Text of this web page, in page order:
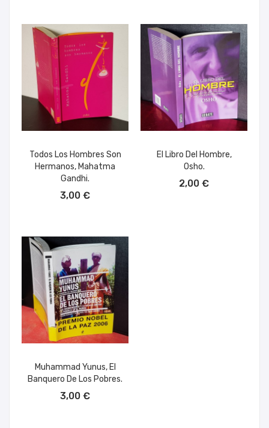
Todos Los Hombres Son
Hermanos, Mahatma
Gandhi.
3,00 €
El Libro Del Hombre,
Osho.
2,00 €
Muhammad Yunus, El
Banquero De Los Pobres.
3,00 €